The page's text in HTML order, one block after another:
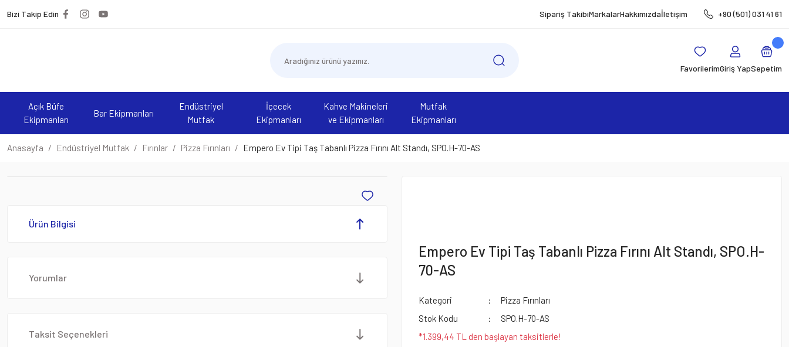
Bizi Takip Edin Sipariş TakibiMarkalarHakkımızdaİletişim +90 (501) 031 41 61
FavorilerimGiriş YapSepetim
Açık Büfe
Ekipmanları
Bar Ekipmanları
Endüstriyel
Mutfak
İçecek
Ekipmanları
Kahve Makineleri
ve Ekipmanları
Mutfak
Ekipmanları
Anasayfa Endüstriyel Mutfak Fırınlar Pizza Fırınları Empero Ev Tipi Taş Tabanlı Pizza Fırını Alt Standı, SPO.H-70-AS
Ürün Bilgisi
Yorumlar
Taksit Seçenekleri
Empero Ev Tipi Taş Tabanlı Pizza Fırını Alt Standı, SPO.H-
70-AS
Kategori
Pizza Fırınları
Stok Kodu
SPO.H-70-AS
*1.399,44 TL den başlayan taksitlerle!